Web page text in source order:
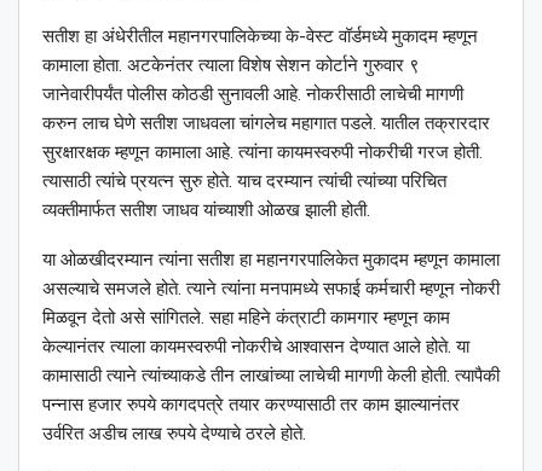
सतीश हा अंधेरीतील महानगरपालिकेच्या के-वेस्ट वॉर्डमध्ये मुकादम म्हणून
कामाला होता. अटकेनंतर त्याला विशेष सेशन कोर्टाने गुरुवार ९
जानेवारीपर्यंत पोलीस कोठडी सुनावली आहे. नोकरीसाठी लाचेची मागणी
करुन लाच घेणे सतीश जाधवला चांगलेच महागात पडले. यातील तक्रारदार
सुरक्षारक्षक म्हणून कामाला आहे. त्यांना कायमस्वरुपी नोकरीची गरज होती.
त्यासाठी त्यांचे प्रयत्न सुरु होते. याच दरम्यान त्यांची त्यांच्या परिचित
व्यक्तीमार्फत सतीश जाधव यांच्याशी ओळख झाली होती.
या ओळखीदरम्यान त्यांना सतीश हा महानगरपालिकेत मुकादम म्हणून कामाला
असल्याचे समजले होते. त्याने त्यांना मनपामध्ये सफाई कर्मचारी म्हणून नोकरी
मिळवून देतो असे सांगितले. सहा महिने कंत्राटी कामगार म्हणून काम
केल्यानंतर त्याला कायमस्वरुपी नोकरीचे आश्‍वासन देण्यात आले होते. या
कामासाठी त्याने त्यांच्याकडे तीन लाखांच्या लाचेची मागणी केली होती. त्यापैकी
पन्नास हजार रुपये कागदपत्रे तयार करण्यासाठी तर काम झाल्यानंतर
उर्वरित अडीच लाख रुपये देण्याचे ठरले होते.